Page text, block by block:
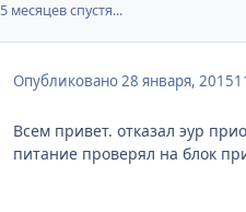
5 месяцев спустя...
Опубликовано28 января, 2015
Всем привет. отказал эур
питание проверял на блок